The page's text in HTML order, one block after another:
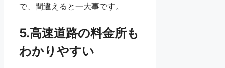
で、間違えると一大事です。
5.高速道路の料金所も
わかりやすい